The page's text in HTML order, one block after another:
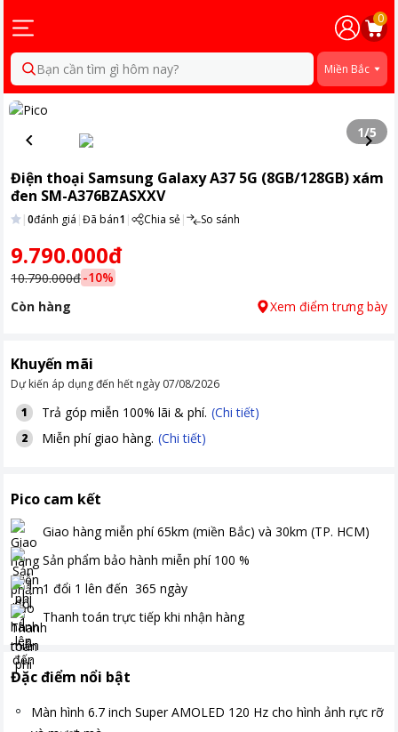
0
Bạn cần tìm gì hôm nay? Miền Bắc
1/5
Điện thoại Samsung Galaxy A37 5G (8GB/128GB) xám
đen SM-A376BZASXXV
|0đánh giá |Đã bán1 | Chia sẻ| So sánh
9.790.000đ
10.790.000đ-10%
Còn hàng
Xem điểm trưng bày
Khuyến mãi
Dự kiến áp dụng đến hết ngày 07/08/2026
1
Trả góp miễn 100% lãi & phí. (Chi tiết)
2 Miễn phí giao hàng. (Chi tiết)
Pico cam kết
Giao hàng miễn phí 65km (miền Bắc) và 30km (TP. HCM)
Sản phẩm bảo hành miễn phí 100 %
1 đổi 1 lên đến 365 ngày
Thanh toán trực tiếp khi nhận hàng
Đặc điểm nổi bật
Màn hình 6.7 inch Super AMOLED 120 Hz cho hình ảnh rực rỡ